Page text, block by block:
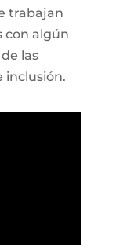
trabajan
con algún
las
inclusión.